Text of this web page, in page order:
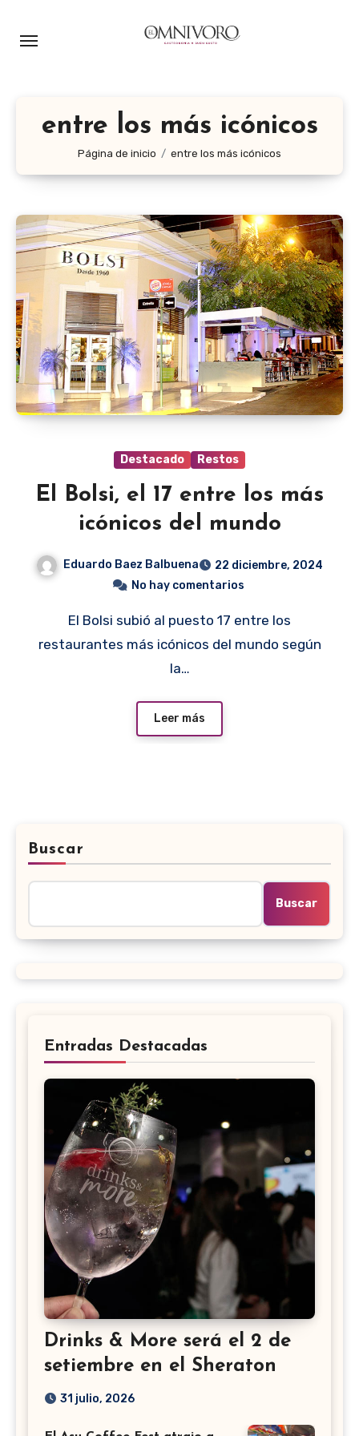
entre los más icónicos
Página de inicio entre los más icónicos
Destacado Restos
El Bolsi, el 17 entre los más
icónicos del mundo
Eduardo Baez Balbuena
22 diciembre, 2024
No hay comentarios
El Bolsi subió al puesto 17 entre los
restaurantes más icónicos del mundo según
la…
Leer más
Buscar
Buscar
Entradas Destacadas
Drinks & More será el 2 de
setiembre en el Sheraton
31 julio, 2026